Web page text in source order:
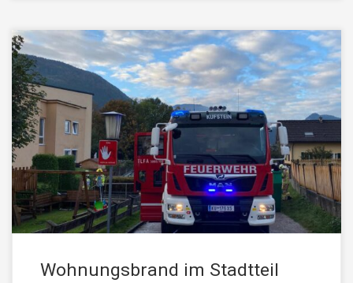
Am Donnerstag, den 8. Oktober 2020, wurde die
STADTFEUERWEHR Kufstein um 07:47 Uhr mittels stiller
Alarmierung von der Leitstelle Tirolmit dem Einsatzstichwort
„Brand MFH Wohnung“ alarmiert. In einem Mehrfamilienhaus kam
es in einer Wohnung zu einem Brand eines Elektrogerätes,
welches dort aufgrund von Renovierungsarbeiten aufgestellt
wurde. Erste Löschversuche mit einem […]
Wohnungsbrand im Stadtteil